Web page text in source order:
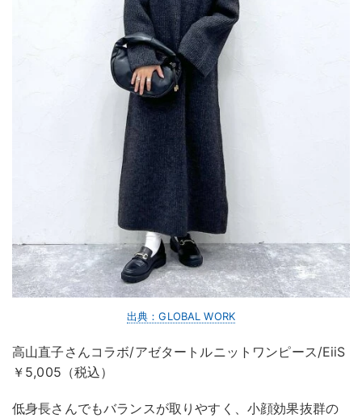
出典：GLOBAL WORK
高山直子さんコラボ/アゼタートルニットワンピース/EiiS
￥5,005（税込）
低身長さんでもバランスが取りやすく、小顔効果抜群の